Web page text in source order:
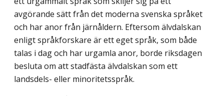
avgörande sätt från det moderna svenska språket
och har anor från järnåldern. Eftersom älvdalskan
enligt språkforskare är ett eget språk, som både
talas i dag och har urgamla anor, borde riksdagen
besluta om att stadfästa älvdalskan som ett
landsdels- eller minoritetsspråk.